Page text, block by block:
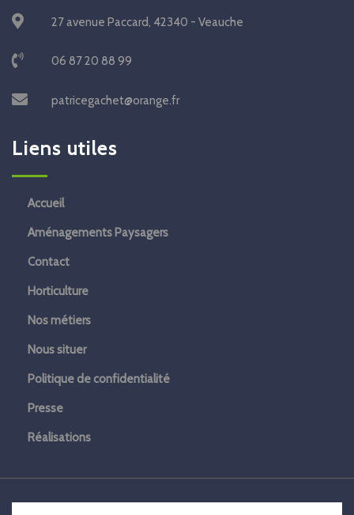
27 avenue Paccard, 42340 - Veauche
06 87 20 88 99
patricegachet@orange.fr
Liens utiles
Accueil
Aménagements Paysagers
Contact
Horticulture
Nos métiers
Nous situer
Politique de confidentialité
Presse
Réalisations